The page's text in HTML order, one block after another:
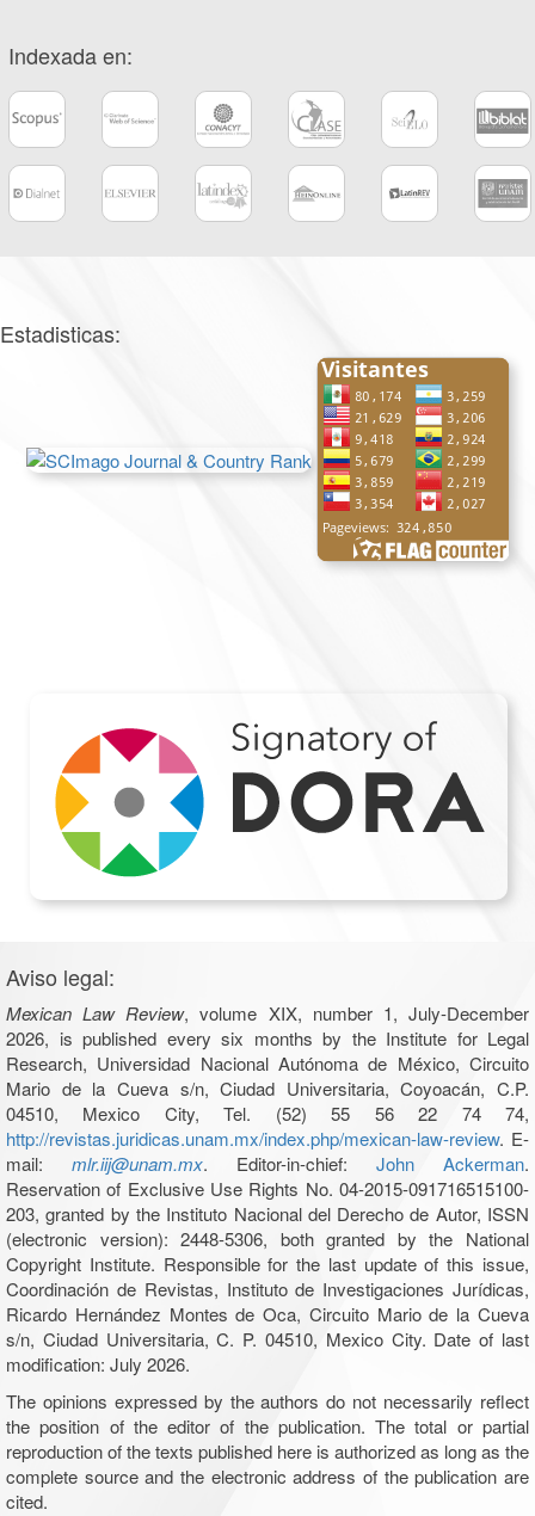
Indexada en:
Estadisticas:
Aviso legal:
Mexican Law Review, volume XIX, number 1, July-December
2026, is published every six months by the Institute for Legal
Research, Universidad Nacional Autónoma de México, Circuito
Mario de la Cueva s/n, Ciudad Universitaria, Coyoacán, C.P.
04510, Mexico City, Tel. (52) 55 56 22 74 74,
http://revistas.juridicas.unam.mx/index.php/mexican-law-review. E-
mail: mlr.iij@unam.mx. Editor-in-chief: John Ackerman.
Reservation of Exclusive Use Rights No. 04-2015-091716515100-
203, granted by the Instituto Nacional del Derecho de Autor, ISSN
(electronic version): 2448-5306, both granted by the National
Copyright Institute. Responsible for the last update of this issue,
Coordinación de Revistas, Instituto de Investigaciones Jurídicas,
Ricardo Hernández Montes de Oca, Circuito Mario de la Cueva
s/n, Ciudad Universitaria, C. P. 04510, Mexico City. Date of last
modification: July 2026.
The opinions expressed by the authors do not necessarily reflect
the position of the editor of the publication. The total or partial
reproduction of the texts published here is authorized as long as the
complete source and the electronic address of the publication are
cited.